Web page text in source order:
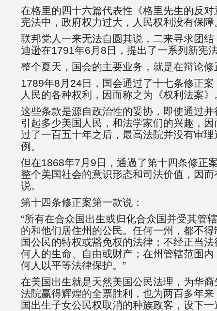
在格里的四十六篇代表性《格里先生的反
宪法中，政府权力过大，人民权利没有保
联邦党人一来无法自圆其说，二来寻求团
迪逊在1791年6月8日，提出了一系列新宪
整个夏天，国会的主要业务，就是在辩论
1789年8月24日，国会通过了十七条修正
人民的各种权利，因而称之为《权利法案》
这些条款是源自政治性的妥协，即使通过
引起多少美国人民，和法学家们的兴趣，
过了一百五十年之后，最高法院并没有审
例。
但在1868年7月9日，通過了第十四条修正
整个美国社会的意识形态和司法价值，因而
说。
第十四条修正案第一款说：
“所有在合众国出生或归化合众国并受其管
的和他们居住州的公民。任何一州，都不
国公民的特权或豁免权的法律；不经正当
何人的生命、自由或财产；在州管辖范围
何人以平等法律保护。”
在美国出生就是天然美国公民法理，为华
法院赢得辉煌的全票胜利，也为两百多年
国出生子女公民权取消的种族政客，设下